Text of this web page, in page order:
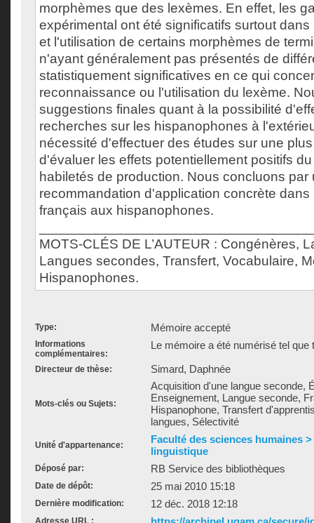
morphèmes que des lexèmes. En effet, les
expérimental ont été significatifs surtout
et l'utilisation de certains morphèmes de
n'ayant généralement pas présentés de
statistiquement significatives en ce qui
reconnaissance ou l'utilisation du lexème.
suggestions finales quant à la possibilité
recherches sur les hispanophones à
nécessité d'effectuer des études sur une
d'évaluer les effets potentiellement positifs
habiletés de production. Nous concluons par
recommandation d'application concrète
français aux hispanophones.
MOTS-CLÉS DE L’AUTEUR : Congénères,
Langues secondes, Transfert, Vocabulaire,
Hispanophones.
Type: Mémoire accepté
Informations
complémentaires:
Le mémoire a été numérisé tel que
Directeur de thèse: Simard, Daphnée
Mots-clés ou Sujets:
Acquisition d'une langue seconde,
Enseignement, Langue seconde,
Hispanophone, Transfert
langues, Sélectivité
Unité d'appartenance:
Faculté des sciences humaines
linguistique
Déposé par: RB Service des bibliothèques
Date de dépôt: 25 mai 2010 15:18
Dernière modification: 12 déc. 2018 12:18
Adresse URL :